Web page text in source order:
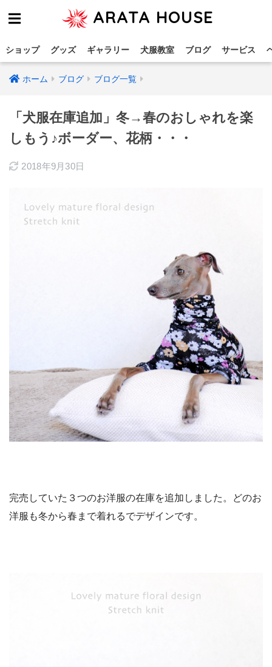
ARATA HOUSE
ショップ グッズ ギャラリー 犬服教室 ブログ サービス
ホーム ブログ ブログ一覧
「犬服在庫追加」冬→春のおしゃれを楽
しもう♪ボーダー、花柄・・・
2018年9月30日
完売していた３つのお洋服の在庫を追加しました。どのお
洋服も冬から春まで着れるでデザインです。